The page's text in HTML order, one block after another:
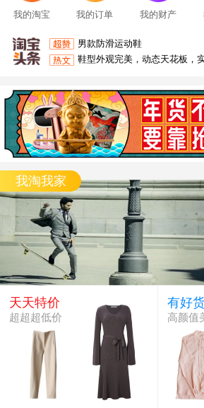
我的淘宝 我的订单 我的财产
2025最新款电竞鼠标
我淘我家
天天特价
超超超低价
有好
高颜值